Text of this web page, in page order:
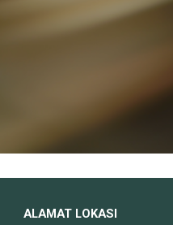
ALAMAT LOKASI